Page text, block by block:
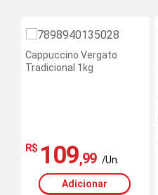
Cappuccino Vergato
Tradicional 1kg
R$ 109,99 /Un.
Adicionar